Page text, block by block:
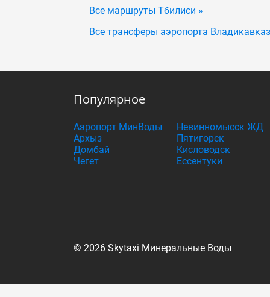
Все маршруты Тбилиси »
Все трансферы аэропорта
Популярное
Аэропорт МинВоды
Архыз
Домбай
Чегет
Невинномысск ЖД
Пятигорск
Кисловодск
Ессентуки
© 2026 Skytaxi Минеральные Воды